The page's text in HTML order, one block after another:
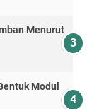
Menurut
Modul